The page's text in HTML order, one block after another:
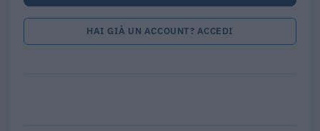
HAI GIÀ UN ACCOUNT? ACCEDI